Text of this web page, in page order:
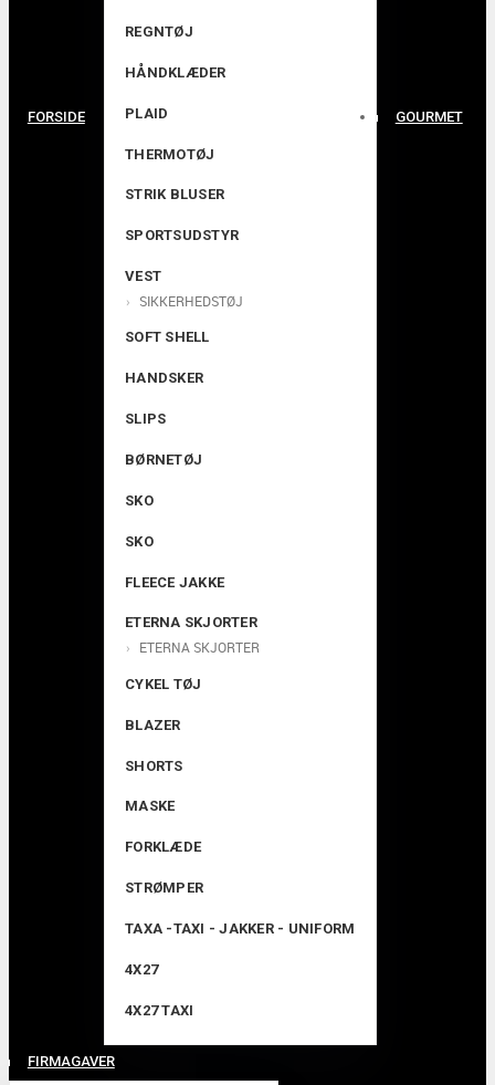
FORSIDE
FIRMAGAVER
REGNTØJ
HÅNDKLÆDER
PLAID
THERMOTØJ
STRIK BLUSER
SPORTSUDSTYR
VEST
SIKKERHEDSTØJ
SOFT SHELL
HANDSKER
SLIPS
BØRNETØJ
SKO
SKO
FLEECE JAKKE
ETERNA SKJORTER
ETERNA SKJORTER
CYKEL TØJ
BLAZER
SHORTS
MASKE
FORKLÆDE
STRØMPER
TAXA -TAXI - JAKKER - UNIFORM
4X27
4X27 TAXI
GOURMET